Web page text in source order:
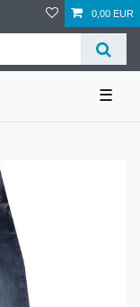
0,00 EUR
☰